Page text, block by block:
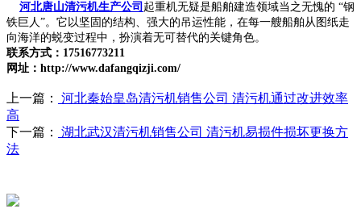
河北唐山清污机生产公司 起重机无疑是船舶建造领域当之无愧的 “钢
铁巨人”。它以坚固的结构、强大的吊运性能，在每一艘船舶从图纸走
向海洋的蜕变过程中，扮演着无可替代的关键角色。
联系方式：17516773211
网址：http://www.dafangqizji.com/
上一篇：
河北秦始皇岛清污机销售公司 清污机通过改进效率
高
下一篇：
湖北武汉清污机销售公司 清污机易损件损坏更换方
法